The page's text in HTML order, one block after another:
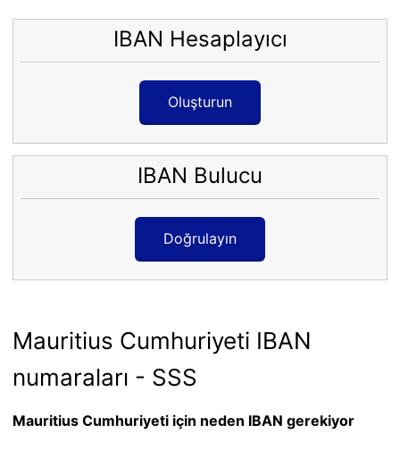
IBAN Hesaplayıcı
Oluşturun
IBAN Bulucu
Doğrulayın
Mauritius Cumhuriyeti IBAN
numaraları - SSS
Mauritius Cumhuriyeti için neden IBAN gerekiyor